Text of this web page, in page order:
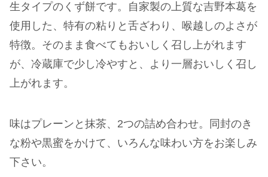
生タイプのくず餅です。自家製の上質な吉野本葛を
使用した、特有の粘りと舌ざわり、喉越しのよさが
特徴。そのまま食べてもおいしく召し上がれます
が、冷蔵庫で少し冷やすと、より一層おいしく召し
上がれます。
味はプレーンと抹茶、2つの詰め合わせ。同封のき
な粉や黒蜜をかけて、いろんな味わい方をお楽しみ
下さい。